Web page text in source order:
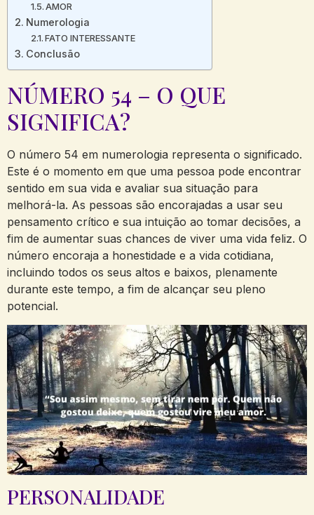
AMOR
Numerologia
FATO INTERESSANTE
Conclusão
NÚMERO 54 – O QUE
SIGNIFICA?
O número 54 em numerologia representa o significado.
Este é o momento em que uma pessoa pode encontrar
sentido em sua vida e avaliar sua situação para
melhorá-la. As pessoas são encorajadas a usar seu
pensamento crítico e sua intuição ao tomar decisões, a
fim de aumentar suas chances de viver uma vida feliz. O
número encoraja a honestidade e a vida cotidiana,
incluindo todos os seus altos e baixos, plenamente
durante este tempo, a fim de alcançar seu pleno
potencial.
PERSONALIDADE